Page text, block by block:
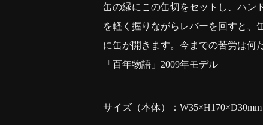
缶の縁にこの缶切をセットし、ハン
を軽く握りながらレバーを回すと、
に缶が開きます。今までの苦労は何
「百年物語」2009年モデル
サイズ（本体）：W35×H170×D30mm